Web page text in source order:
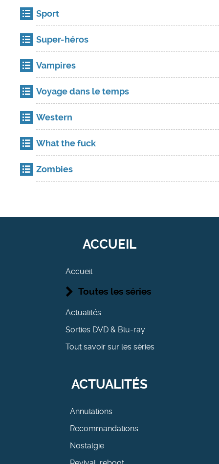
Sport
Super-héros
Vampires
Voyage dans le temps
Western
What the fuck
Zombies
ACCUEIL
Accueil
Toutes les séries
Actualités
Sorties DVD & Blu-ray
Tout savoir sur les séries
ACTUALITÉS
Annulations
Recommandations
Nostalgie